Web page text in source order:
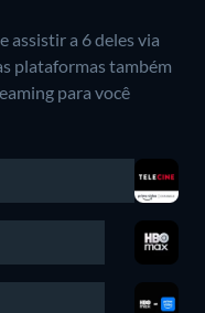
assistir a 6 deles via
plataformas também
para você